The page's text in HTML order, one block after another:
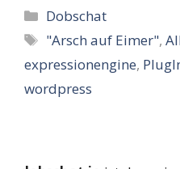
Kategorien
Dobschat
Schlagwörter
"Arsch auf Eimer",
expressionengine,
wordpress